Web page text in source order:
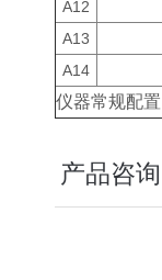
A12
A13
A14
仪器常规配
产品咨询